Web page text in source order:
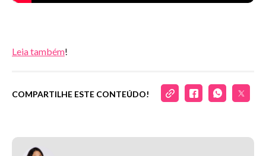
Leia também!
COMPARTILHE ESTE CONTEÚDO!